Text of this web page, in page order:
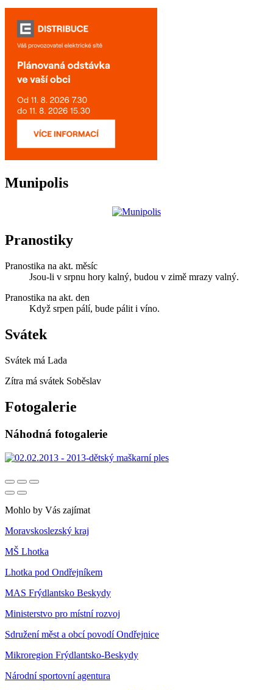
Munipolis
Pranostiky
Pranostika na akt. měsíc
Jsou-li v srpnu hory kalný, budou v zimě mrazy valný.
Pranostika na akt. den
Když srpen pálí, bude pálit i víno.
Svátek
Svátek má Lada
Zítra má svátek Soběslav
Fotogalerie
Náhodná fotogalerie
Mohlo by Vás zajímat
Moravskoslezský kraj
MŠ Lhotka
Lhotka pod Ondřejníkem
MAS Frýdlantsko Beskydy
Ministerstvo pro místní rozvoj
Sdružení měst a obcí povodí Ondřejnice
Mikroregion Frýdlantsko-Beskydy
Národní sportovní agentura